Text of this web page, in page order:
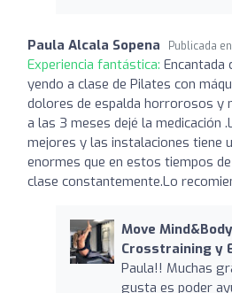
Paula Alcala Sopena Publicada en
Experiencia fantástica: Encantada
yendo a clase de Pilates con
dolores de espalda horrorosos y
a las 3 meses dejé la medicación
mejores y las instalaciones tiene
enormes que en estos tiempos
clase constantemente.Lo
Move
Crosstraining y
Paula!! Muchas
gusta es poder